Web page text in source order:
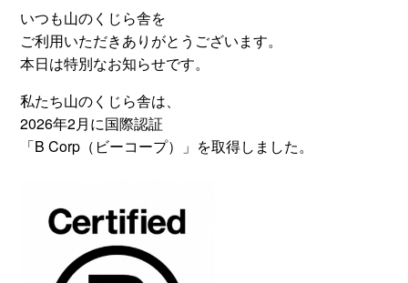
いつも山のくじら舎を
ご利用いただきありがとうございます。
本日は特別なお知らせです。
私たち山のくじら舎は、
2026年2月に国際認証
「B Corp（ビーコープ）」を取得しました。